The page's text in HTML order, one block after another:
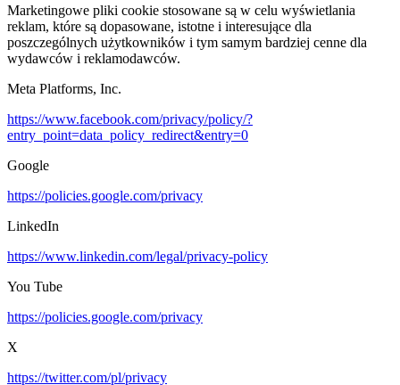
Marketingowe pliki cookie stosowane są w celu wyświetlania
reklam, które są dopasowane, istotne i interesujące dla
poszczególnych użytkowników i tym samym bardziej cenne dla
wydawców i reklamodawców.
Meta Platforms, Inc.
https://www.facebook.com/privacy/policy/?
entry_point=data_policy_redirect&entry=0
Google
https://policies.google.com/privacy
LinkedIn
https://www.linkedin.com/legal/privacy-policy
You Tube
https://policies.google.com/privacy
X
https://twitter.com/pl/privacy